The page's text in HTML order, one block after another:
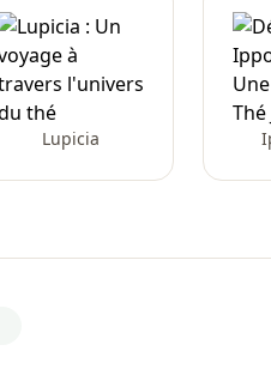
Lupicia